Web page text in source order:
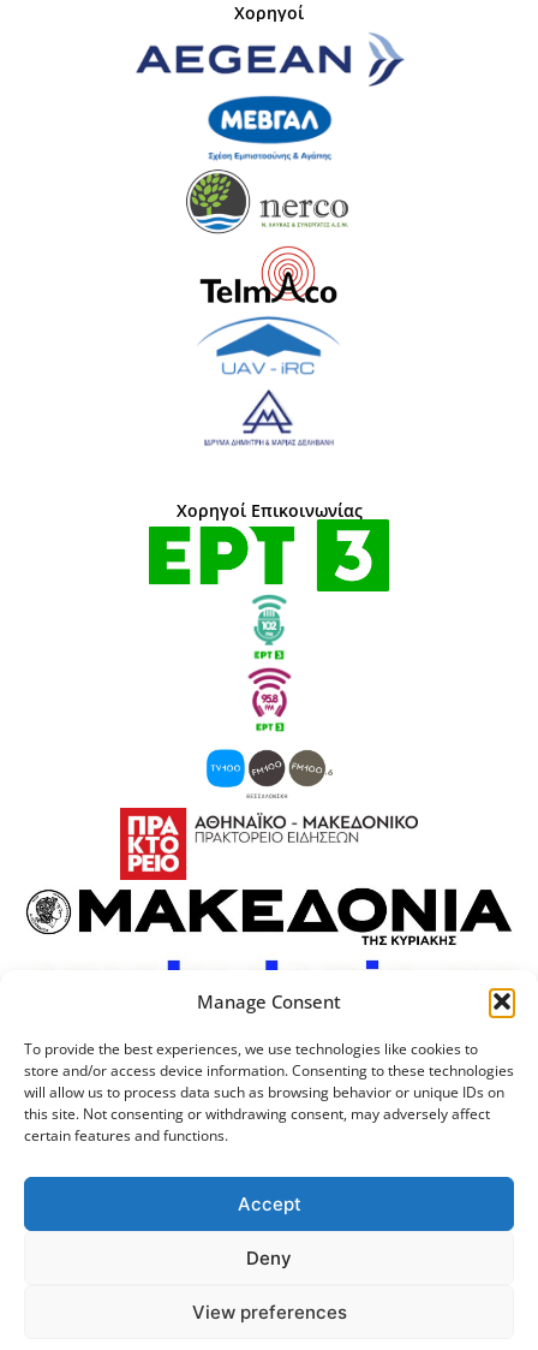
Manage Consent
To provide the best experiences, we use technologies like cookies to
store and/or access device information. Consenting to these technologies
will allow us to process data such as browsing behavior or unique IDs on
this site. Not consenting or withdrawing consent, may adversely affect
certain features and functions.
Accept
Deny
View preferences
Χορηγοί
Χορηγοί Επικοινωνίας
Προσωπικά Δεδομένα
Λογότυπος
Πανεπιστήμιο Θεσσαλονίκης
Διακυβέρνησης ΑΠΘ